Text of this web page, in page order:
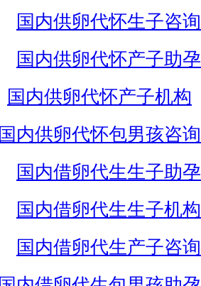
国内供卵代怀生子咨询
国内供卵代怀产子助孕
国内供卵代怀产子机构
国内供卵代怀包男孩咨询
国内借卵代生生子助孕
国内借卵代生生子机构
国内借卵代生产子咨询